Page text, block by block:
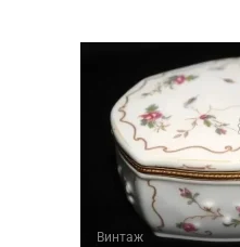
Винтаж